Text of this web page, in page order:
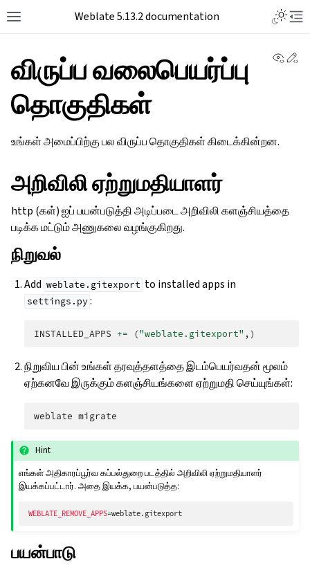
Toggle site navigation sidebar
Weblate 5.13.2 documentation
விருப்ப வலைபெயர்ப்பு
தொகுதிகள்
உங்கள் அமைப்பிற்கு பல விருப்ப தொகுதிகள் கிடைக்கின்றன.
அறிவிலி ஏற்றுமதியாளர்
http (கள்) ஐப் பயன்படுத்தி அடிப்படை அறிவிலி களஞ்சியத்தை
படிக்க மட்டும் அணுகலை வழங்குகிறது.
நிறுவல்
Add weblate.gitexport to installed apps in
settings.py :
INSTALLED_APPS += ("weblate.gitexport" ,)
நிறுவிய பின் உங்கள் தரவுத்தளத்தை இடம்பெயர்வதன் மூலம்
ஏற்கனவே இருக்கும் களஞ்சியங்களை ஏற்றுமதி செய்யுங்கள்:
weblate
Hint
எங்கள் அதிகாரப்பூர்வ கப்பல்துறை படத்தில் அறிவிலி ஏற்றுமதியாளர்
இயக்கப்பட்டார். அதை இயக்க, பயன்படுத்த:
WEBLATE_REMOVE_APPS=
பயன்பாடு